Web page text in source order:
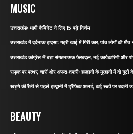
MUSIC
उत्तराखंडः धामी कैबिनेट ने लिए 15 बड़े निर्णय
उत्तराखंड में दर्दनाक हादसाः गहरी खाई में गिरी कार, पांच लोगों की
उत्तराखंड कांग्रेस में बड़ा संगठनात्मक फेरबदल, नई कार्यकारिणी और
सड़क पर पत्थर, चारों ओर अफरा-तफरीः हल्द्वानी के मुखानी में दो
खड़गे की रैली से पहले हल्द्वानी में ट्रैफिक अलर्ट, कई रूटों पर बदली
BEAUTY